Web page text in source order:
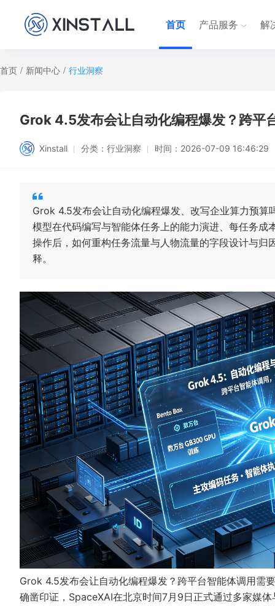
首页 产品服务 解
首页 / 新闻中心 / 行业洞察
Grok 4.5发布会让自动化编程爆发？跨平
Xinstall 分类： 行业洞察 时间： 2026-07-09 16:46:29
Grok 4.5发布会让自动化编程爆发、改写企业算力预
模型在代码编写与智能体任务上的能力演进、每任务
操作后，如何重构任务流量与人物流量的字段设计与
释。
Grok 4.5发布会让自动化编程爆发？跨平台智能体调用需
确凿印证，SpaceXAI在北京时间7月9日正式通过多家媒